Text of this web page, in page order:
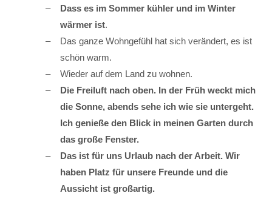
Dass es im Sommer kühler und im Winter
wärmer ist.
Das ganze Wohngefühl hat sich verändert, es ist
schön warm.
Wieder auf dem Land zu wohnen.
Die Freiluft nach oben. In der Früh weckt mich
die Sonne, abends sehe ich wie sie untergeht.
Ich genieße den Blick in meinen Garten durch
das große Fenster.
Das ist für uns Urlaub nach der Arbeit. Wir
haben Platz für unsere Freunde und die
Aussicht ist großartig.